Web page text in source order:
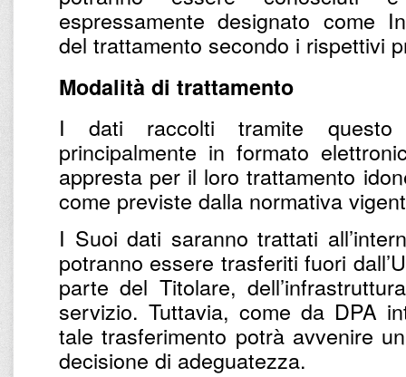
espressamente designato come
del trattamento secondo i rispettivi
Modalità di trattamento
I dati raccolti tramite
principalmente in formato
appresta per il loro trattamento
come previste dalla normativa
I Suoi dati saranno trattati
potranno essere trasferiti fuori
parte del Titolare,
servizio. Tuttavia, come da DPA
tale trasferimento potrà avvenire
decisione di adeguatezza.